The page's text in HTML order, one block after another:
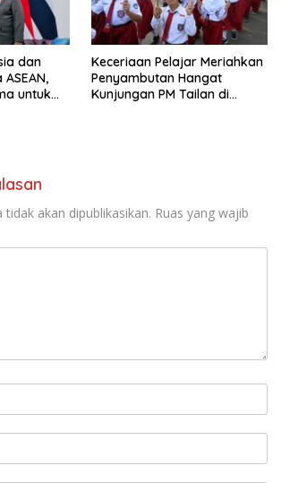
dan
untuk
Keceriaan Pelajar Meriahkan
Penyambutan Hangat
Kunjungan PM Tailan di
akan dipublikasikan. Ruas yang wajib